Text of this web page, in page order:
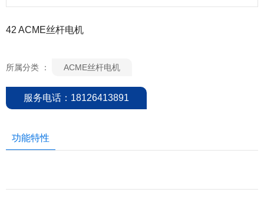
42 ACME丝杆电机
所属分类 ： ACME丝杆电机
服务电话：18126413891
功能特性